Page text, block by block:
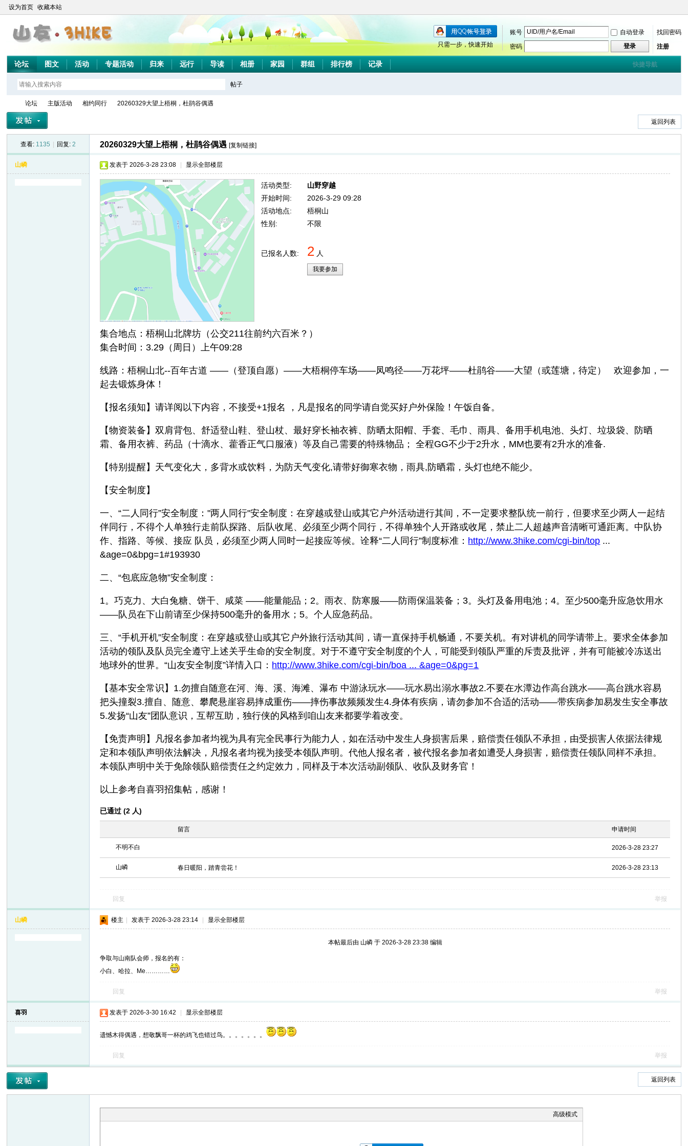
设为首页 收藏本站
账号 自动登录
找回密码
密码
登录 注册
只需一步，快速开始
快捷导航
论坛 图文 活动 专题活动 归来 远行 导读 相册 家园 群组 排行榜 记录
帖子
论坛
›
主版活动
›
相约同行
›
20260329大望上梧桐，杜鹃谷偶遇
返回列表
查看: 1135 回复: 2 20260329大望上梧桐，杜鹃谷偶遇 [复制链接]
山嶙 发表于 2026-3-28 23:08 显示全部楼层
活动类型:
山野穿越
开始时间:
2026-3-29 09:28
活动地点:
梧桐山
性别:
不限
已报名人数: 2 人
我要参加
集合地点：梧桐山北牌坊（公交211往前约六百米？）
集合时间：3.29（周日）上午09:28
线路：梧桐山北--百年古道 ——（登顶自愿）——大梧桐停车场——凤鸣径——万花坪——杜鹃谷——大望（或莲塘，待定） 欢迎参加，一
起去锻炼身体！
【报名须知】请详阅以下内容，不接受+1报名 ，凡是报名的同学请自觉买好户外保险！午饭自备。
【物资装备】双肩背包、舒适登山鞋、登山杖、最好穿长袖衣裤、防晒太阳帽、手套、毛巾、雨具、备用手机电池、头灯、垃圾袋、防晒
霜、备用衣裤、药品（十滴水、藿香正气口服液）等及自己需要的特殊物品； 全程GG不少于2升水，MM也要有2升水的准备.
【特别提醒】天气变化大，多背水或饮料，为防天气变化,请带好御寒衣物，雨具,防晒霜，头灯也绝不能少。
【安全制度】
一、“二人同行”安全制度："两人同行"安全制度：在穿越或登山或其它户外活动进行其间，不一定要求整队统一前行，但要求至少两人一起结
伴同行，不得个人单独行走前队探路、后队收尾、必须至少两个同行，不得单独个人开路或收尾，禁止二人超越声音清晰可通距离。中队协
作、指路、等候、接应 队员，必须至少两人同时一起接应等候。诠释“二人同行”制度标准： http://www.3hike.com/cgi-bin/top ...
&age=0&bpg=1#193930
二、“包底应急物”安全制度：
1。巧克力、大白兔糖、饼干、咸菜 ——能量能品；2。雨衣、防寒服——防雨保温装备；3。头灯及备用电池；4。至少500毫升应急饮用水
——队员在下山前请至少保持500毫升的备用水；5。个人应急药品。
三、“手机开机”安全制度：在穿越或登山或其它户外旅行活动其间，请一直保持手机畅通，不要关机。有对讲机的同学请带上。要求全体参加
活动的领队及队员完全遵守上述关乎生命的安全制度。对于不遵守安全制度的个人，可能受到领队严重的斥责及批评，并有可能被冷冻送出
地球外的世界。“山友安全制度”详情入口： http://www.3hike.com/cgi-bin/boa ... &age=0&pg=1
【基本安全常识】1.勿擅自随意在河、海、溪、海滩、瀑布 中游泳玩水——玩水易出溺水事故2.不要在水潭边作高台跳水——高台跳水容易
把头撞裂3.擅自、随意、攀爬悬崖容易摔成重伤——摔伤事故频频发生4.身体有疾病，请勿参加不合适的活动——带疾病参加易发生安全事故
5.发扬“山友”团队意识，互帮互助，独行侠的风格到咱山友来都要学着改变。
【免责声明】凡报名参加者均视为具有完全民事行为能力人，如在活动中发生人身损害后果，赔偿责任领队不承担，由受损害人依据法律规
定和本领队声明依法解决，凡报名者均视为接受本领队声明。代他人报名者，被代报名参加者如遭受人身损害，赔偿责任领队同样不承担。
本领队声明中关于免除领队赔偿责任之约定效力，同样及于本次活动副领队、收队及财务官！
以上参考自喜羽招集帖，感谢！
已通过 (2 人)
留言 申请时间
不明不白 2026-3-28 23:27
山嶙 春日暖阳，踏青尝花！ 2026-3-28 23:13
回复 举报
山嶙 楼主 发表于 2026-3-28 23:14 显示全部楼层
本帖最后由 山嶙 于 2026-3-28 23:38 编辑
争取与山南队会师，报名的有：
小白、哈拉、Me…………
回复 举报
喜羽 发表于 2026-3-30 16:42 显示全部楼层
遗憾木得偶遇，想敬飘哥一杯的鸡飞也错过鸟。。。。。。。
回复 举报
返回列表
高级模式